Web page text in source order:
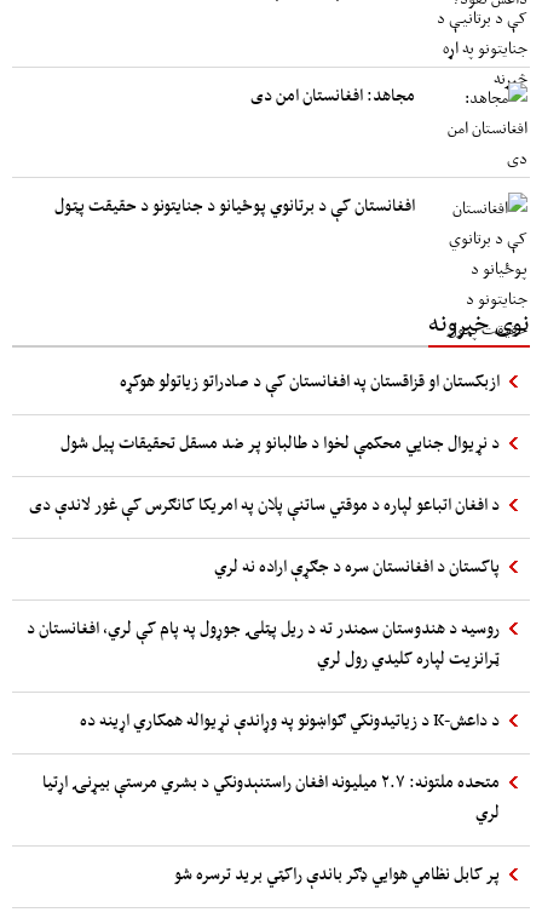
مجاهد: افغانستان امن دی
افغانستان کې د برتانوي پوځیانو د جنایتونو د حقیقت پټول
نوی خبرونه
ازبکستان او قزاقستان په افغانستان کې د صادراتو زیاتولو هوکړه
د نړیوال جنایي محکمې لخوا د طالبانو پر ضد مسقل تحقیقات پیل شول
د افغان اتباعو لپاره د موقتي ساتنې پلان په امریکا کانګرس کې غور لاندې دی
پاکستان د افغانستان سره د جګړې اراده نه لري
روسیه د هندوستان سمندر ته د ریل پټلۍ جوړول په پام کې لري، افغانستان د
ټرانزیت لپاره کلیدي رول لري
د داعش-K د زیاتیدونکي ګواښونو په وړاندې نړیواله همکاري اړینه ده
متحده ملتونه: ۲.۷ میلیونه افغان راستنېدونکي د بشري مرستې بیړنۍ اړتیا
لري
پر کابل نظامي هوایي ډګر باندې راکټي برید ترسره شو